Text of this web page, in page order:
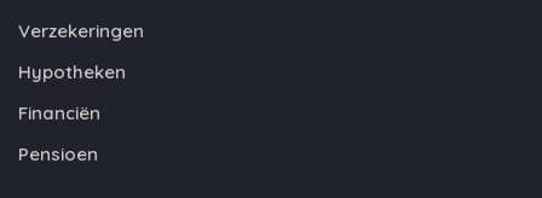
Verzekeringen
Hypotheken
Financiën
Pensioen